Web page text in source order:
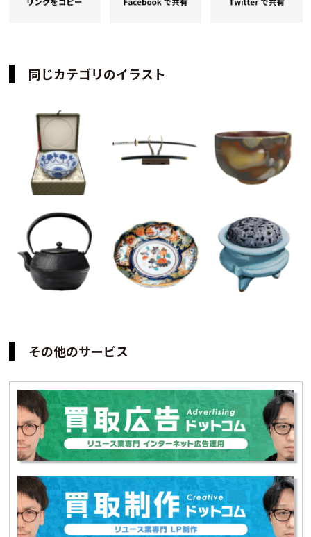
同じカテゴリのイラスト
その他のサービス